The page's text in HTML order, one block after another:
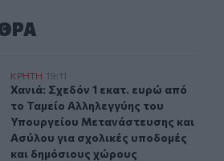
ευρώ από το Ταμείο
ΚΡΗΤΗ 19:11
Χανιά: Σχεδόν 1 εκατ. ευρώ από το
Χανιά: Σχεδόν 1 εκατ. ευρώ από
το Ταμείο Αλληλεγγύης του
Υπουργείου Μετανάστευσης και
Ασύλου για σχολικές υποδομές
και δημόσιους χώρους